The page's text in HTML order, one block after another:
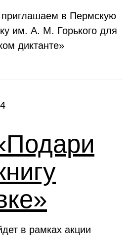
в Пермскую
им. А. М. Горького для
диктанте»
в рамках акции